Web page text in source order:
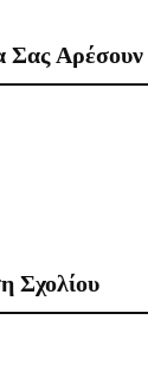
Αρέσουν
Σχολίου